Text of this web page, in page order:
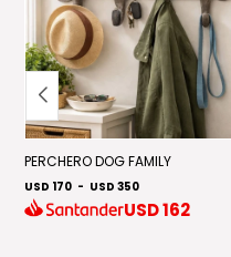
PERCHERO DOG FAMILY
USD 170 - USD 350
USD162